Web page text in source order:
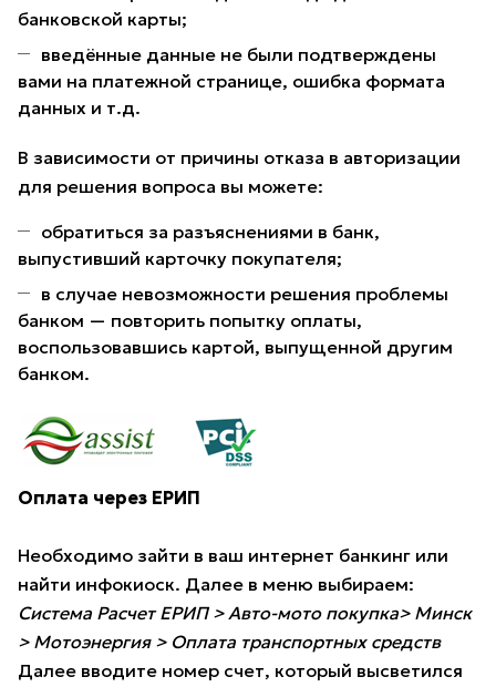
банковской карты;
введённые данные не были подтверждены
вами на платежной странице, ошибка формата
данных и т.д.
В зависимости от причины отказа в авторизации
для решения вопроса вы можете:
обратиться за разъяснениями в банк,
выпустивший карточку покупателя;
в случае невозможности решения проблемы
банком — повторить попытку оплаты,
воспользовавшись картой, выпущенной другим
банком.
Оплата через ЕРИП
Необходимо зайти в ваш интернет банкинг или
найти инфокиоск. Далее в меню выбираем:
Система Расчет ЕРИП > Авто-мото покупка> Минск
> Мотоэнергия > Оплата транспортных средств
Далее вводите номер счет, который высветился